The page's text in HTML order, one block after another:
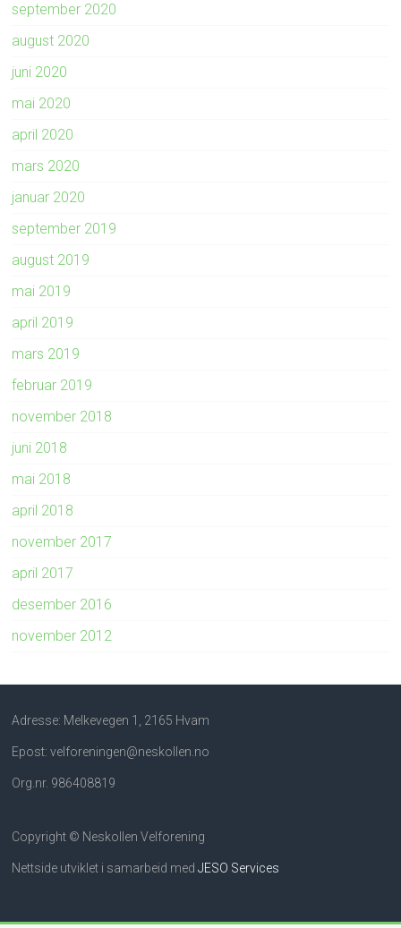
september 2020
august 2020
juni 2020
mai 2020
april 2020
mars 2020
januar 2020
september 2019
august 2019
mai 2019
april 2019
mars 2019
februar 2019
november 2018
juni 2018
mai 2018
april 2018
november 2017
april 2017
desember 2016
november 2012
Adresse: Melkevegen 1, 2165 Hvam
Epost: velforeningen@neskollen.no
Org.nr. 986408819
Copyright © Neskollen Velforening
Nettside utviklet i samarbeid medJESO Services